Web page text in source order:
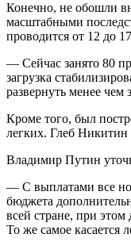
Конечно, не обошли
масштабными
проводится от 12 до
— Сейчас занято 80
загрузка
развернуть менее чем
Кроме того, был
легких. Глеб
Владимир Путин
— С выплатами все
бюджета
всей стране, при
То же самое касается